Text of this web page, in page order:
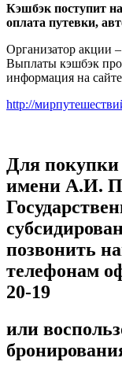
Кэшбэк поступит
оплата путевки,
Организатор акции
Выплаты кэшбэк
информация на сайте
http://
Для покупки
имени А.И.
позвонить
телефонам
20-19
или